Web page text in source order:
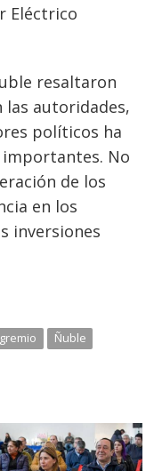
Eléctrico
resaltaron
autoridades,
políticos ha
importantes. No
de los
en los
inversiones
gremio Ñuble